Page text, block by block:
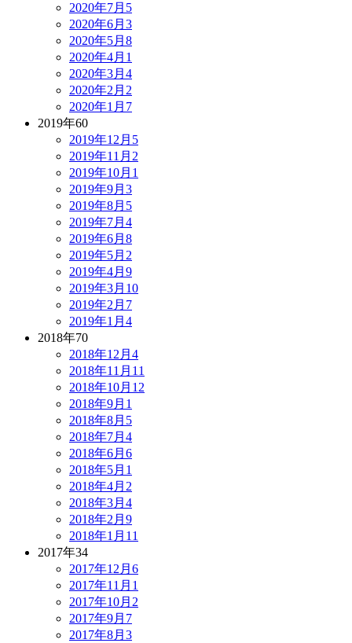
2020年7月 5
2020年6月 3
2020年5月 8
2020年4月 1
2020年3月 4
2020年2月 2
2020年1月 7
2019年60
2019年12月 5
2019年11月 2
2019年10月 1
2019年9月 3
2019年8月 5
2019年7月 4
2019年6月 8
2019年5月 2
2019年4月 9
2019年3月 10
2019年2月 7
2019年1月 4
2018年70
2018年12月 4
2018年11月 11
2018年10月 12
2018年9月 1
2018年8月 5
2018年7月 4
2018年6月 6
2018年5月 1
2018年4月 2
2018年3月 4
2018年2月 9
2018年1月 11
2017年34
2017年12月 6
2017年11月 1
2017年10月 2
2017年9月 7
2017年8月 3